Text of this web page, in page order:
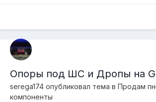
Опоры под ШС и Дропы на
serega174 опубликовал тема в Продам
компоненты